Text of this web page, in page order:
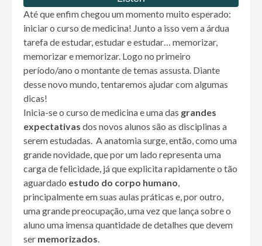
Até que enfim chegou um momento muito esperado:
iniciar o curso de medicina! Junto a isso vem a árdua
tarefa de estudar, estudar e estudar… memorizar,
memorizar e memorizar. Logo no primeiro
período/ano o montante de temas assusta. Diante
desse novo mundo, tentaremos ajudar com algumas
dicas!
Inicia-se o curso de medicina e uma das grandes
expectativas dos novos alunos são as disciplinas a
serem estudadas. A anatomia surge, então, como uma
grande novidade, que por um lado representa uma
carga de felicidade, já que explicita rapidamente o tão
aguardado estudo do corpo humano,
principalmente em suas aulas práticas e, por outro,
uma grande preocupação, uma vez que lança sobre o
aluno uma imensa quantidade de detalhes que devem
ser memorizados.